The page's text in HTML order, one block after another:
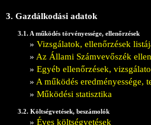
3. Gazdálkodási adatok
3.1. A működés törvényessége, ellenőrzések
» Vizsgálatok, ellenőrzések
» Az Állami Számvevőszék
» Egyéb ellenőrzések,
» A működés eredményessége,
» Működési statisztika
3.2. Költségvetések, beszámolók
» Éves költségvetések